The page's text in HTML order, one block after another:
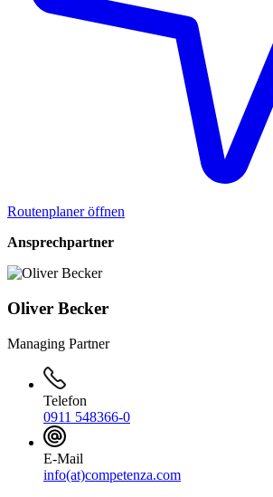
Routenplaner öffnen
Ansprechpartner
Oliver Becker
Managing Partner
Telefon
0911 548366-0
E-Mail
info(at)competenza.com